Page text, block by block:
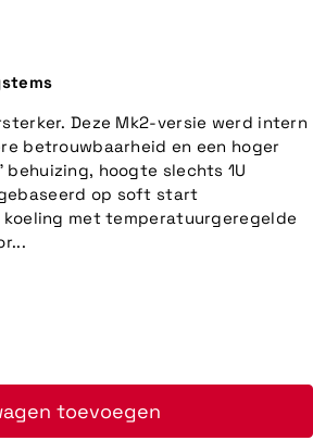
Deze Mk2-versie werd intern
betrouwbaarheid en een hoger
hoogte slechts 1U
op soft start
met temperatuurgeregelde
toevoegen